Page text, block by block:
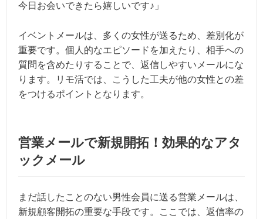
今日お会いできたら嬉しいです♪」
イベントメールは、多くの女性が送るため、差別化が
重要です。個人的なエピソードを加えたり、相手への
質問を含めたりすることで、返信しやすいメールにな
ります。リモ活では、こうした工夫が他の女性との差
をつけるポイントとなります。
営業メールで新規開拓！効果的なアタ
ックメール
まだ話したことのない男性会員に送る営業メールは、
新規顧客開拓の重要な手段です。ここでは、返信率の